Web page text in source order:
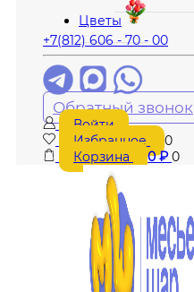
Цветы
+7(812) 606 - 70 - 00
Обратный звонок
Войти
Избранное
0
Корзина
0₽ 0